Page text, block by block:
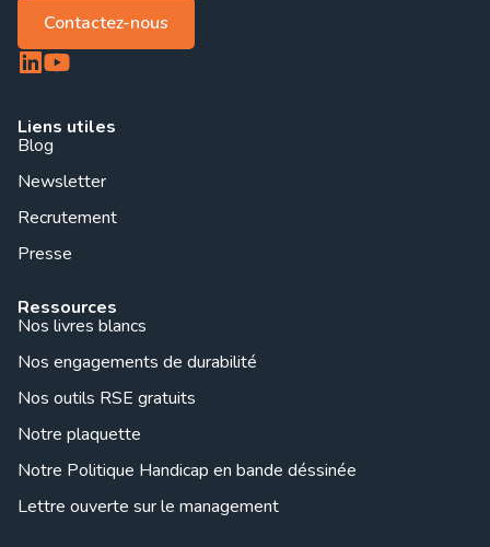
Contactez-nous
Liens utiles
Blog
Newsletter
Recrutement
Presse
Ressources
Nos livres blancs
Nos engagements de durabilité
Nos outils RSE gratuits
Notre plaquette
Notre Politique Handicap en bande déssinée
Lettre ouverte sur le management